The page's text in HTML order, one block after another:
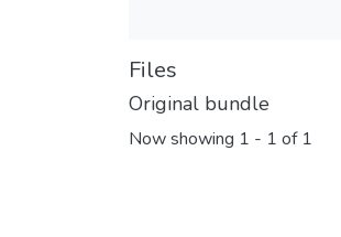
Files
Original bundle
Now showing 1 - 1 of 1